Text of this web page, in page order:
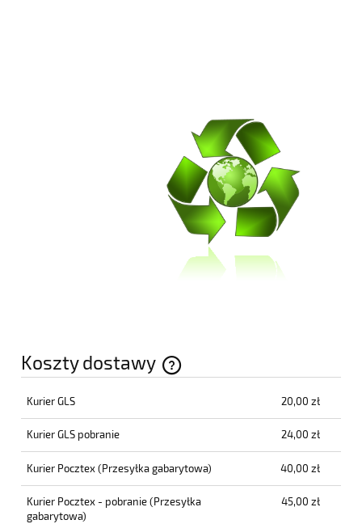
Koszty dostawy
Cena nie zawiera ewentualnych kosztów płatności
Kurier GLS 20,00 zł
Kurier GLS pobranie 24,00 zł
Kurier Pocztex(Przesyłka gabarytowa) 40,00 zł
Kurier Pocztex - pobranie(Przesyłka
gabarytowa)
45,00 zł